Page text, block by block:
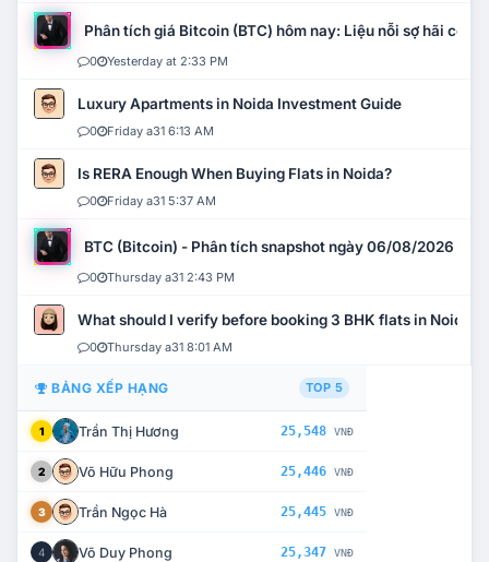
Phân tích giá Bitcoin (BTC) hôm nay: Liệu nỗi sợ hãi có
0 Yesterday at 2:33 PM
Luxury Apartments in Noida Investment Guide
0 Friday a31 6:13 AM
Is RERA Enough When Buying Flats in Noida?
0 Friday a31 5:37 AM
BTC (Bitcoin) - Phân tích snapshot ngày 06/08/2026
0 Thursday a31 2:43 PM
What should I verify before booking 3 BHK flats in Noida?
0 Thursday a31 8:01 AM
BẢNG XẾP HẠNG TOP 5
1 Trần Thị Hương 25,548 VNĐ
2 Võ Hữu Phong 25,446 VNĐ
3 Trần Ngọc Hà 25,445 VNĐ
4 Võ Duy Phong 25,347 VNĐ